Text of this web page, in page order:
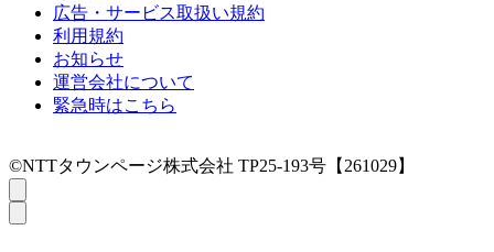
広告・サービス取扱い規約
利用規約
お知らせ
運営会社について
緊急時はこちら
©NTTタウンページ株式会社 TP25-193号【261029】